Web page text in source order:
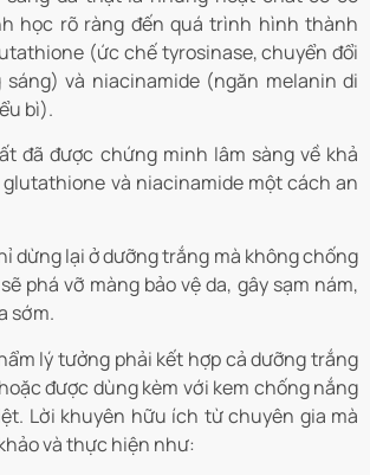
học rõ ràng đến quá trình hình thành
(ức chế tyrosinase, chuyển đổi
và niacinamide (ngăn melanin di
bì).
đã được chứng minh lâm sàng về khả
và niacinamide một cách an
dừng lại ở dưỡng trắng mà không chống
phá vỡ màng bảo vệ da, gây sạm nám,
sớm.
lý tưởng phải kết hợp cả dưỡng trắng
được dùng kèm với kem chống nắng
Lời khuyên hữu ích từ chuyên gia mà
và thực hiện như: